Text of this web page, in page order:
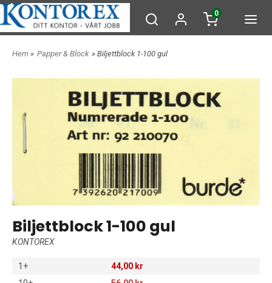
0
Hem » Papper & Block » Biljettblock 1-100 gul
Biljettblock 1-100 gul
KONTOREX
1+
44,00 kr